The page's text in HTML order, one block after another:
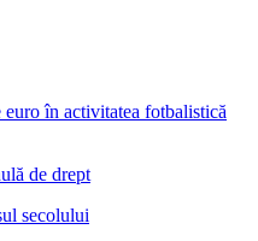
în activitatea fotbalistică
de drept
secolului